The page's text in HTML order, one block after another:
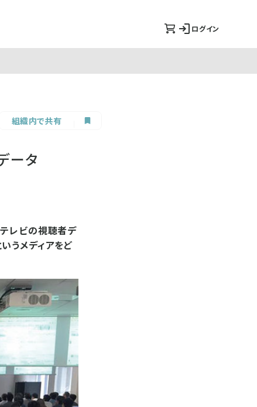
ログイン
組織内で共有
ータ
レビの視聴者デ
うメディアをど